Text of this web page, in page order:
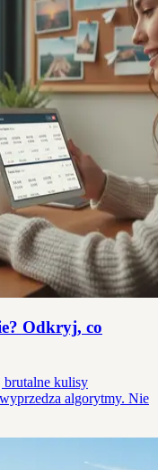
Odkryj, co
brutalne kulisy
algorytmy. Nie